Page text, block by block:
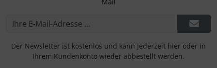
Der Newsletter ist kostenlos und kann jederzeit hier oder in
Ihrem Kundenkonto wieder abbestellt werden.